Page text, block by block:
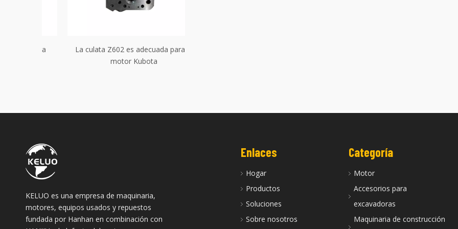
La culata Z602 es adecuada para el
motor Kubota
KELUO es una empresa de maquinaria,
motores, equipos usados ​​y repuestos
fundada por Hanhan en combinación con
Enlaces
Hogar
Productos
Soluciones
Sobre nosotros
Categoría
Motor
Accesorios para
excavadoras
Maquinaria de construcción